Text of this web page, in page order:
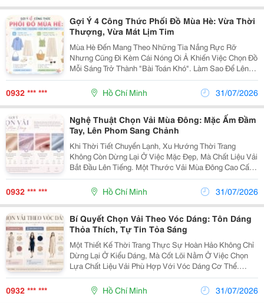
Gợi Ý 4 Công Thức Phối Đồ Mùa Hè: Vừa Thời
Thượng, Vừa Mát Lịm Tim
Mùa Hè Đến Mang Theo Những Tia Nắng Rực Rỡ
Nhưng Cũng Đi Kèm Cái Nóng Oi Ả Khiến Việc Chọn Đồ
Mỗi Sáng Trở Thành "Bài Toán Khó". Làm Sao Để Lên
Đồ Vừa Sành Điệu, Tôn Dáng Mà Vẫn Mát Mẻ, Dễ Chịu
Suốt Cả Ngày? Hôm Nay, Vải Savia Sẽ Bật Mí Cho
0932 *** *** Hồ Chí Minh 31/07/2026
Nghệ Thuật Chọn Vải Mùa Đông: Mặc Ấm Đầm
Tay, Lên Phom Sang Chảnh
Khi Thời Tiết Chuyển Lạnh, Xu Hướng Thời Trang
Không Còn Dừng Lại Ở Việc Mặc Đẹp, Mà Chất Liệu Vải
Bắt Đầu Lên Tiếng. Một Thước Vải Mùa Đông Cao Cấp
Phải Đáp Ứng Được Hai Tiêu Chí Cốt Lõi: Giữ Ấm Cơ
Thể Tuyệt Đối Và Giữ Được Phom Dáng Phẳng Phiu,...
0932 *** *** Hồ Chí Minh 31/07/2026
Bí Quyết Chọn Vải Theo Vóc Dáng: Tôn Dáng
Thỏa Thích, Tự Tin Tỏa Sáng
Một Thiết Kế Thời Trang Thực Sự Hoàn Hảo Không Chỉ
Dừng Lại Ở Kiểu Dáng, Mà Cốt Lõi Nằm Ở Việc Chọn
Lựa Chất Liệu Vải Phù Hợp Với Vóc Dáng Cơ Thể.
Chọn Đúng Loại Vải Sẽ Giúp Bạn Khéo Léo Che Đi
Những Điểm Chưa Hài Lòng Và Tôn Vinh Trọn Vẹn
Những...
0932 *** *** Hồ Chí Minh 31/07/2026